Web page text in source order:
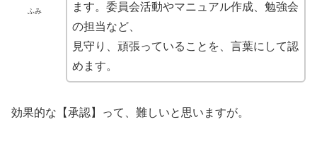
ふみ
ます。委員会活動やマニュアル作成、勉強会
の担当など、
見守り、頑張っていることを、言葉にして認
めます。
効果的な【承認】って、難しいと思いますが。